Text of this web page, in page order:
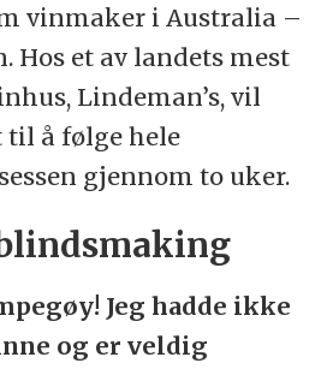
vinmaker i Australia –
Hos et av landets mest
Lindeman’s, vil
å følge hele
gjennom to uker.
Jeg hadde ikke
og er veldig